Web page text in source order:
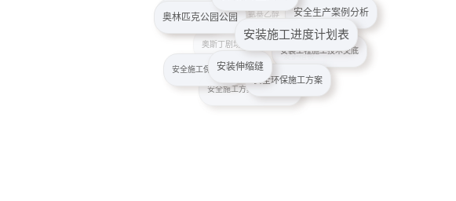
氨基乙醇
安全施工方案的审查要点
安全施工保障措施
安全管理案例
安全电缆
安装工程施工技术交底
安全环保施工方案
安装伸缩缝
安全生产案例分析
安装施工进度计划表